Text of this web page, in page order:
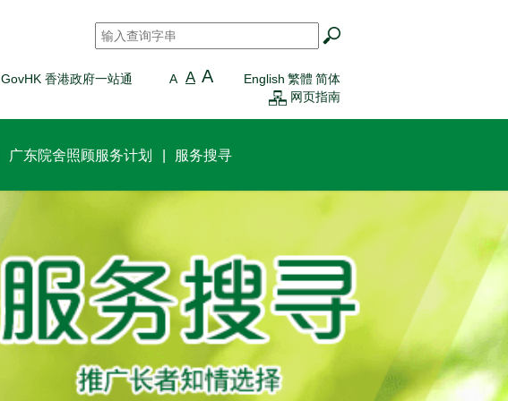
搜寻 *
GovHK 香港政府一站通 A A A English 繁體 简体
网页指南
广东院舍照顾服务计划 服务搜寻